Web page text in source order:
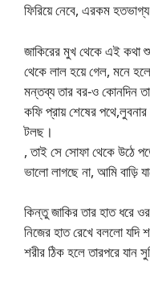
ফিরিয়ে নেবে, এরকম
জাকিরের মুখ থেকে এই কথা
থেকে লাল হয়ে গেল, মনে
মন্তব্য তার বর-ও কোনদিন
কফি প্রায় শেষের পথে,লুবনার
টলছ।
, তাই সে সোফা থেকে উঠে
ভালো লাগছে না, আমি
কিন্তু জাকির তার হাত ধরে
নিজের হাত রেখে বললো যদি
শরীর ঠিক হলে তারপরে যান